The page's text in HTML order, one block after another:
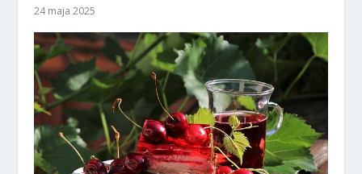
24 maja 2025